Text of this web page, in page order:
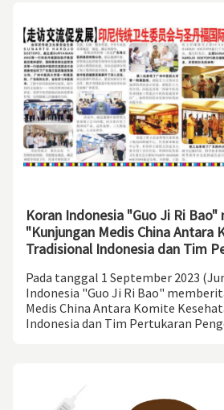
Koran Indonesia "Guo Ji Ri
"Kunjungan Medis China Antara
Tradisional Indonesia dan Tim
Medical Group"
Pada tanggal 1 September 2023
Indonesia "Guo Ji Ri Bao"
Medis China Antara Komite
Indonesia dan Tim Pertukaran